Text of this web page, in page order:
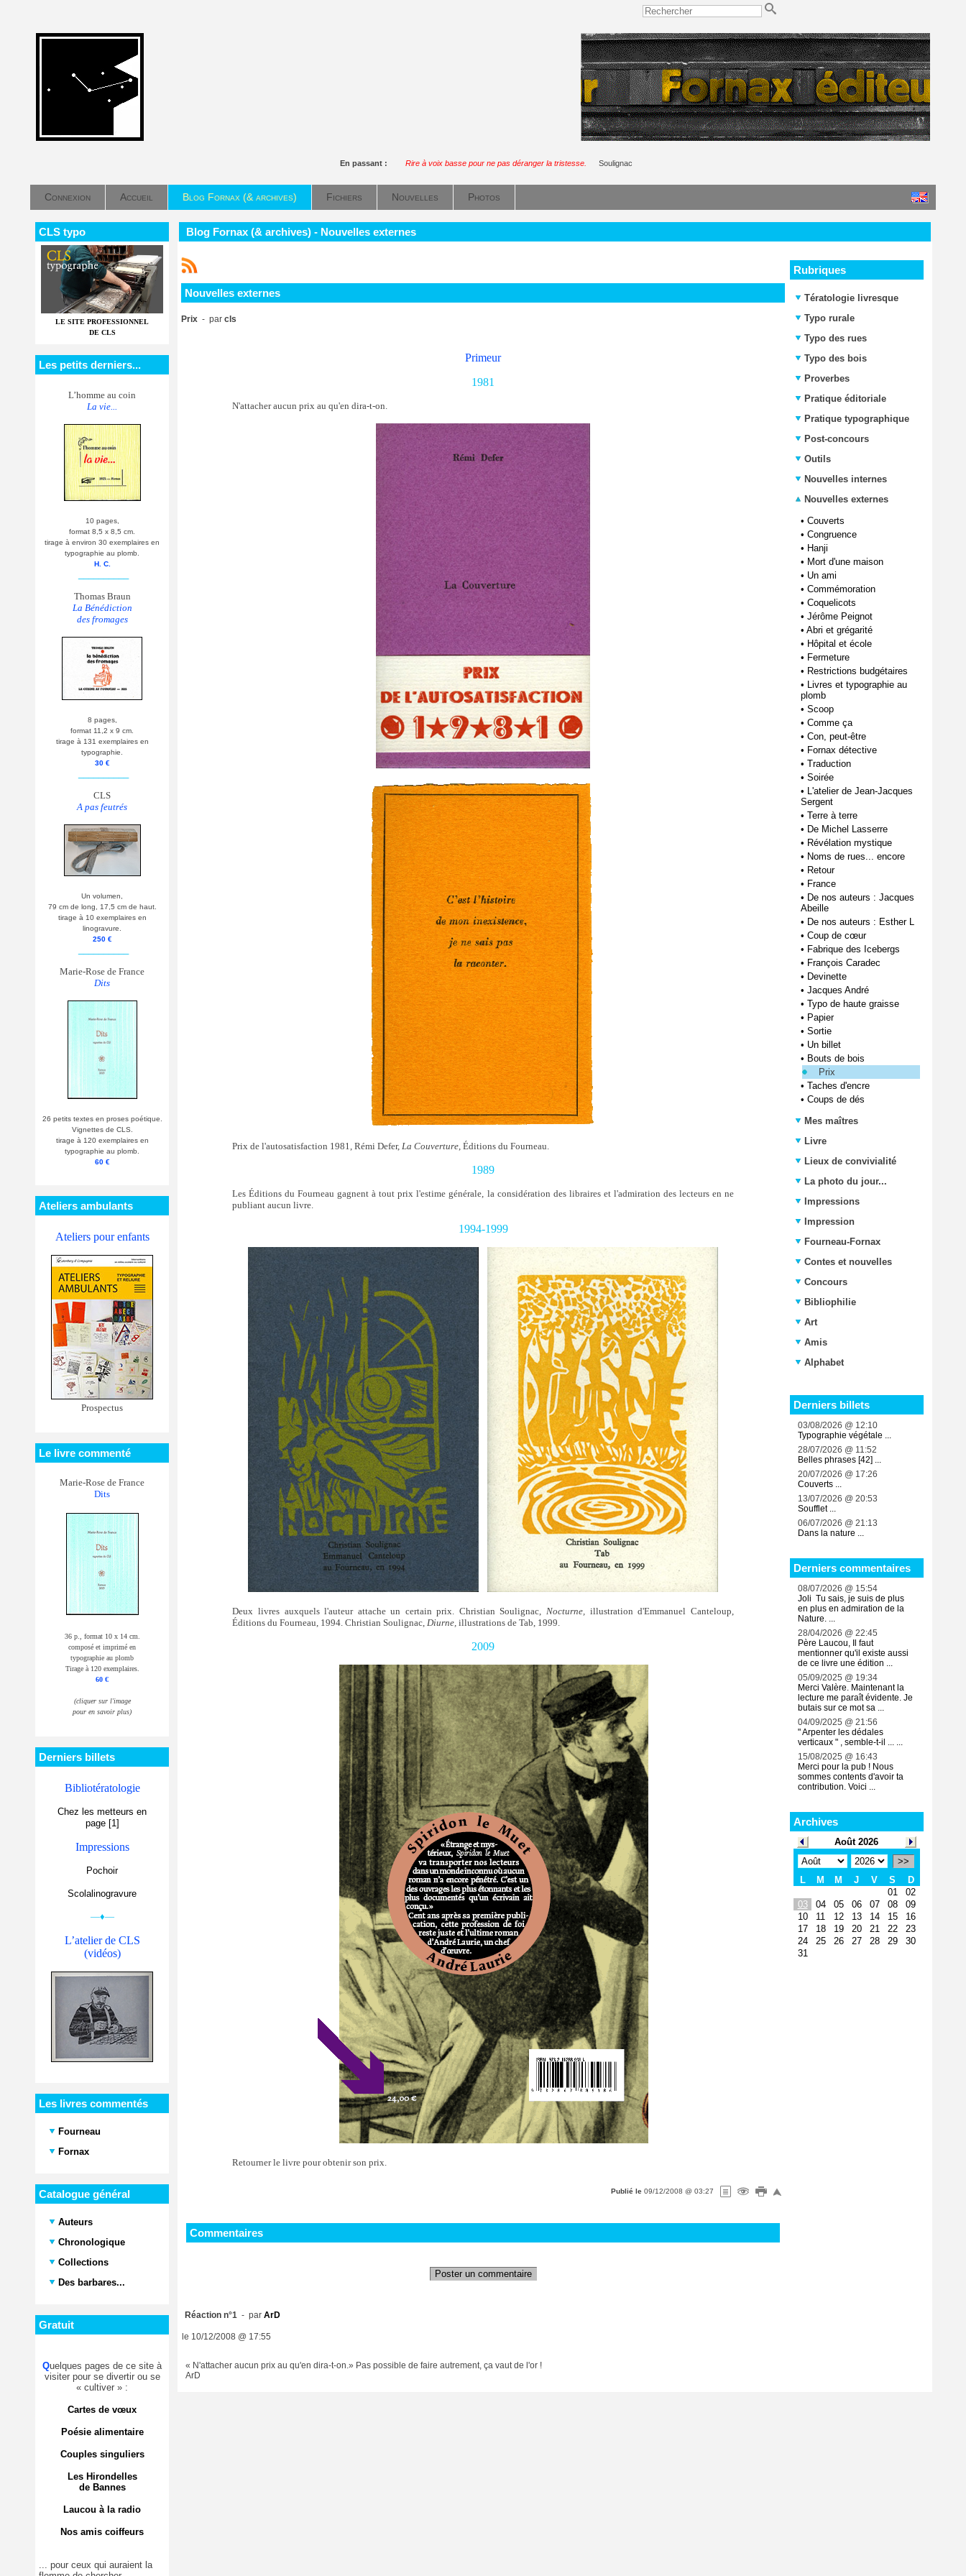
En passant : Rire à voix basse pour ne pas déranger la tristesse. Soulignac
Connexion Accueil Blog Fornax (& archives) Fichiers Nouvelles Photos
CLS typo
LE SITE PROFESSIONNEL
DE CLS
Les petits derniers...
L’homme au coin
La vie...
10 pages,
format 8,5 x 8,5 cm.
tirage à environ 30 exemplaires en
typographie au plomb.
H. C.
Thomas Braun
La Bénédiction
des fromages
8 pages,
format 11,2 x 9 cm.
tirage à 131 exemplaires en
typographie.
30 €
CLS
A pas feutrés
Un volumen,
79 cm de long, 17,5 cm de haut.
tirage à 10 exemplaires en
linogravure.
250 €
Marie-Rose de France
Dits
26 petits textes en proses poétique.
Vignettes de CLS.
tirage à 120 exemplaires en
typographie au plomb.
60 €
Ateliers ambulants
Ateliers pour enfants
Prospectus
Le livre commenté
Marie-Rose de France
Dits
36 p., format 10 x 14 cm.
composé et imprimé en
typographie au plomb
Tirage à 120 exemplaires.
60 €
(cliquer sur l'image
pour en savoir plus)
Derniers billets
Bibliotératologie
Chez les metteurs en
page [1]
Impressions
Pochoir
Scolalinogravure
—♦—
L’atelier de CLS
(vidéos)
Les livres commentés
Fourneau
Fornax
Catalogue général
Auteurs
Chronologique
Collections
Des barbares...
Gratuit
Quelques pages de ce site à
visiter pour se divertir ou se
« cultiver » :
Cartes de vœux
Poésie alimentaire
Couples singuliers
Les Hirondelles
de Bannes
Laucou à la radio
Nos amis coiffeurs
... pour ceux qui auraient la
Blog Fornax (& archives) - Nouvelles externes
Nouvelles externes
Prix - par cls
Primeur
1981
N'attacher aucun prix au qu'en dira-t-on.
Prix de l'autosatisfaction 1981, Rémi Defer, La Couverture , Éditions du Fourneau.
1989
Les Éditions du Fourneau gagnent à tout prix l'estime générale, la considération des libraires et l'admiration des lecteurs en ne
publiant aucun livre.
1994-1999
Deux livres auxquels l'auteur attache un certain prix. Christian Soulignac, Nocturne,
illustration d'Emmanuel Canteloup,
Éditions du Fourneau, 1994. Christian Soulignac, Diurne, illustrations de Tab, 1999.
2009
Retourner le livre pour obtenir son prix.
Publié le 09/12/2008 @ 03:27
Commentaires
Poster un commentaire
Réaction n°1 - par ArD
le 10/12/2008 @ 17:55
« N'attacher aucun prix au qu'en dira-t-on.» Pas possible de faire autrement, ça vaut de l'or !
ArD
Rubriques
Tératologie livresque
Typo rurale
Typo des rues
Typo des bois
Proverbes
Pratique éditoriale
Pratique typographique
Post-concours
Outils
Nouvelles internes
Nouvelles externes
• Couverts
• Congruence
• Hanji
• Mort d'une maison
• Un ami
• Commémoration
• Coquelicots
• Jérôme Peignot
• Abri et grégarité
• Hôpital et école
• Fermeture
• Restrictions budgétaires
• Livres et typographie au
plomb
• Scoop
• Comme ça
• Con, peut-être
• Fornax détective
• Traduction
• Soirée
• L'atelier de Jean-Jacques
Sergent
• Terre à terre
• De Michel Lasserre
• Révélation mystique
• Noms de rues... encore
• Retour
• France
• De nos auteurs : Jacques
Abeille
• De nos auteurs : Esther L
• Coup de cœur
• Fabrique des Icebergs
• François Caradec
• Devinette
• Jacques André
• Typo de haute graisse
• Papier
• Sortie
• Un billet
• Bouts de bois
Prix
• Taches d'encre
• Coups de dés
Mes maîtres
Livre
Lieux de convivialité
La photo du jour...
Impressions
Impression
Fourneau-Fornax
Contes et nouvelles
Concours
Bibliophilie
Art
Amis
Alphabet
Derniers billets
03/08/2026 @ 12:10
Typographie végétale ...
28/07/2026 @ 11:52
Belles phrases [42] ...
20/07/2026 @ 17:26
Couverts ...
13/07/2026 @ 20:53
Soufflet ...
06/07/2026 @ 21:13
Dans la nature ...
Derniers commentaires
08/07/2026 @ 15:54
Joli Tu sais, je suis de plus
en plus en admiration de la
Nature. ...
28/04/2026 @ 22:45
Père Laucou, Il faut
mentionner qu'il existe aussi
de ce livre une édition ...
05/09/2025 @ 19:34
Merci Valère. Maintenant la
lecture me paraît évidente. Je
butais sur ce mot sa ...
04/09/2025 @ 21:56
" Arpenter les dédales
verticaux " , semble-t-il ... ...
15/08/2025 @ 16:43
Merci pour la pub ! Nous
sommes contents d'avoir ta
contribution. Voici ...
Archives
Août 2026
>>
L
M M J V S
D
01
02
03
04 05 06 07 08
09
10
11 12 13 14 15
16
17
18 19 20 21 22
23
24
25 26 27 28 29
30
31